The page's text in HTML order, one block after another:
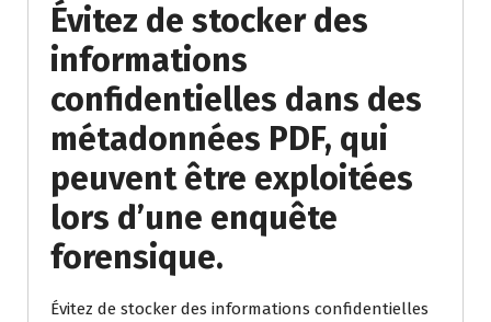
Évitez de stocker des
informations
confidentielles dans des
métadonnées PDF, qui
peuvent être exploitées
lors d’une enquête
forensique.
Évitez de stocker des informations confidentielles